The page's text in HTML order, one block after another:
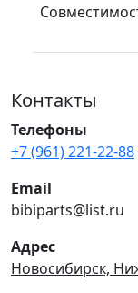
Контакты
Телефоны
+7 (961) 221-22-88
Email
bibiparts@list.ru
Адрес
Новосибирск,